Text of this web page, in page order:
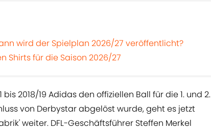
wird der Spielplan 2026/27 veröffentlicht?
Shirts für die Saison 2026/27
2018/19 Adidas den offiziellen Ball für die 1. und 2.
von Derbystar abgelöst wurde, geht es jetzt
weiter. DFL-Geschäftsführer Steffen Merkel